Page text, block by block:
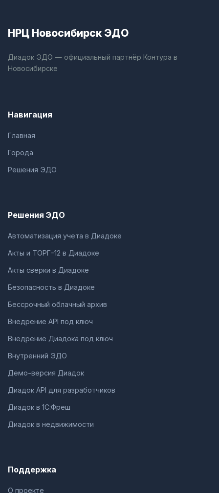
НРЦ Новосибирск ЭДО
Диадок ЭДО — официальный партнёр Контура в
Новосибирске
Навигация
Главная
Города
Решения ЭДО
Решения ЭДО
Автоматизация учета в Диадоке
Акты и ТОРГ-12 в Диадоке
Акты сверки в Диадоке
Безопасность в Диадоке
Бессрочный облачный архив
Внедрение API под ключ
Внедрение Диадока под ключ
Внутренний ЭДО
Демо-версия Диадок
Диадок API для разработчиков
Диадок в 1С:Фреш
Диадок в недвижимости
Поддержка
О проекте